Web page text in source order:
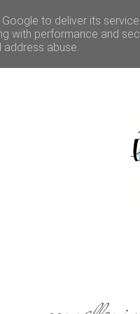
,
to deliver its
with performance and
abuse.